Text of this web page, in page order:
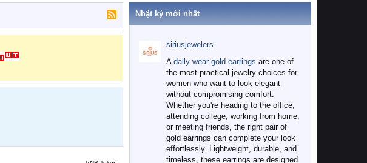
Nhật ký mới nhất
siriusjewelers
A daily wear gold earrings are one of
the most practical jewelry choices for
women who want to look elegant
without compromising comfort.
Whether you're heading to the office,
attending college, working from home,
or meeting friends, the right pair of
gold earrings can complete your look
effortlessly. Lightweight, durable, and
timeless, these earrings are designed